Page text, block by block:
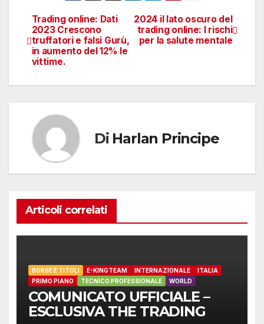
Navigazione
articoli
2024 il lato oscuro del
trading online: I rischi
per la salute mentale
Trading online: Dati
2023 Crescono
truffatori e falsi Gurù,
in aumento del 12% le
vittime.
Di Harlan Principe
Articoli correlati
BORSE E TITOLI E-KINGTEAM INTERNAZIONALE
ITALIA
PRIMO PIANO
TECNICO PROFESSIONALE WORLD
COMUNICATO UFFICIALE –
ESCLUSIVA THE TRADING